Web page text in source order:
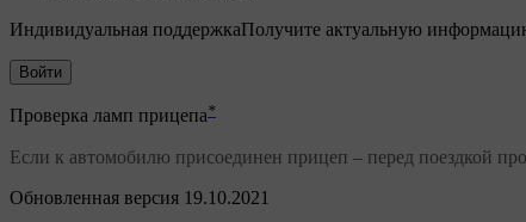
Индивидуальная поддержкаПолучите актуальную
Войти
Обновленная версия 19.10.2021
Проверка ламп прицепа*
Если к автомобилю присоединен прицеп – перед поездкой